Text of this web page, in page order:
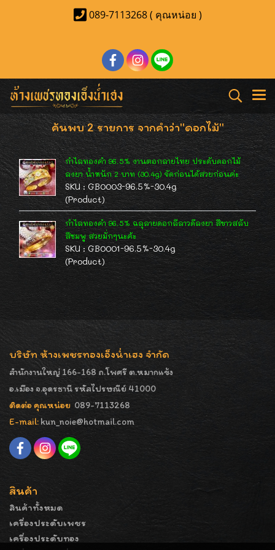
089-7113268 ( คุณหน่อย )
ค้นพบ 2 รายการ จากคำว่า"ดอกไม้"
กำไลทองคำ 96.5% งานตอกลายไทย ประดับดอกไม้
ลงยา น้ำหนัก 2 บาท (30.4g) จัดก่อนได้สวยก่อนค่ะ
SKU : GB0003-96.5%-30.4g
(Product)
กำไลทองคำ 96.5% ฉลุลายดอกลีลาวดีลงยา สีขาวสลับ
สีชมพู สวยมั่กๆนะค้ะ
SKU : GB0001-96.5%-30.4g
(Product)
บริษัท ห้างเพชรทองเอ็งน่ำเฮง จำกัด
สำนักงานใหญ่ 166-168 ถ.โพศรี ต.หมากแข้ง
อ.เมือง จ.อุดรธานี รหัสไปรษณีย์ 41000
ติดต่อ คุณหน่อย 089-7113268
E-mail: kun_noie@hotmail.com
สินค้า
สินค้าทั้งหมด
เครื่องประดับเพชร
เครื่องประดับทอง